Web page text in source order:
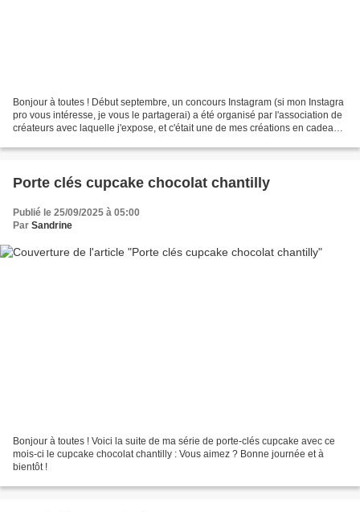
Bonjour à toutes ! Début septembre, un concours Instagram (si mon Instagra
pro vous intéresse, je vous le partagerai) a été organisé par l'association de
créateurs avec laquelle j'expose, et c'était une de mes créations en cadeau.
Porte clés cupcake chocolat chantilly
Publié le 25/09/2025 à 05:00
Par Sandrine
Bonjour à toutes ! Voici la suite de ma série de porte-clés cupcake avec ce
mois-ci le cupcake chocolat chantilly : Vous aimez ? Bonne journée et à
bientôt !